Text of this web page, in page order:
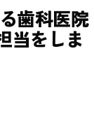
歯科医院
当をしま